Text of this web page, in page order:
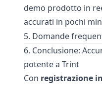
demo prodotto in
accurati in pochi
5. Domande
6. Conclusione:
potente a Trint
Con registrazione